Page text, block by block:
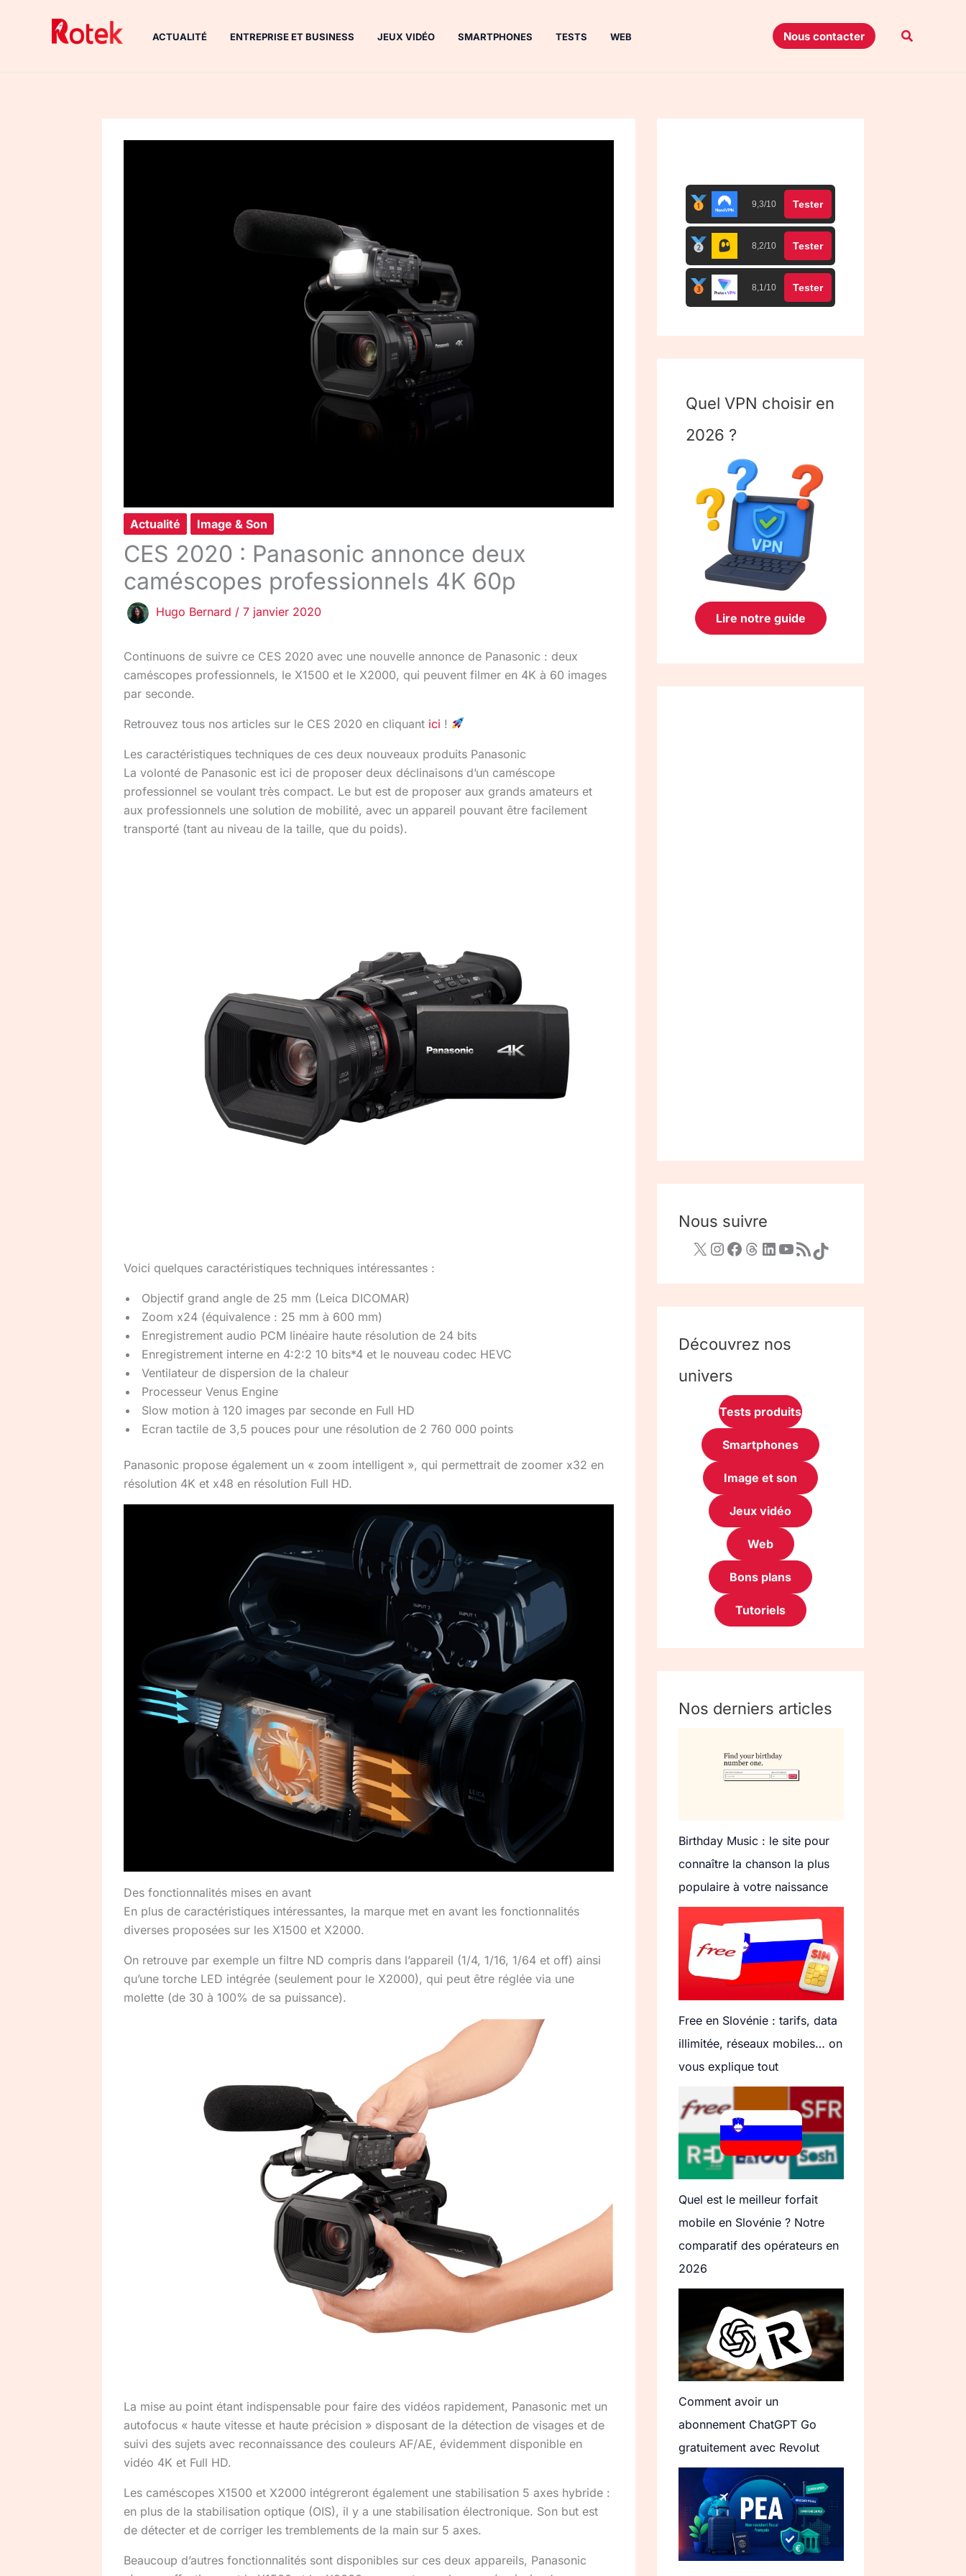
ACTUALITÉ ENTREPRISE ET BUSINESS JEUX VIDÉO SMARTPHONES TESTS WEB Nous contacter
Actualité Image & Son
CES 2020 : Panasonic annonce deux
caméscopes professionnels 4K 60p
Hugo Bernard / 7 janvier 2020
Continuons de suivre ce CES 2020 avec une nouvelle annonce de Panasonic : deux
caméscopes professionnels, le X1500 et le X2000, qui peuvent filmer en 4K à 60 images
par seconde.
Retrouvez tous nos articles sur le CES 2020 en cliquant ici !
Les caractéristiques techniques de ces deux nouveaux produits Panasonic
La volonté de Panasonic est ici de proposer deux déclinaisons d’un caméscope
professionnel se voulant très compact. Le but est de proposer aux grands amateurs et
aux professionnels une solution de mobilité, avec un appareil pouvant être facilement
transporté (tant au niveau de la taille, que du poids).
Voici quelques caractéristiques techniques intéressantes :
Objectif grand angle de 25 mm (Leica DICOMAR)
Zoom x24 (équivalence : 25 mm à 600 mm)
Enregistrement audio PCM linéaire haute résolution de 24 bits
Enregistrement interne en 4:2:2 10 bits*4 et le nouveau codec HEVC
Ventilateur de dispersion de la chaleur
Processeur Venus Engine
Slow motion à 120 images par seconde en Full HD
Ecran tactile de 3,5 pouces pour une résolution de 2 760 000 points
Panasonic propose également un « zoom intelligent », qui permettrait de zoomer x32 en
résolution 4K et x48 en résolution Full HD.
Des fonctionnalités mises en avant
En plus de caractéristiques intéressantes, la marque met en avant les fonctionnalités
diverses proposées sur les X1500 et X2000.
On retrouve par exemple un filtre ND compris dans l’appareil (1/4, 1/16, 1/64 et off) ainsi
qu’une torche LED intégrée (seulement pour le X2000), qui peut être réglée via une
molette (de 30 à 100% de sa puissance).
La mise au point étant indispensable pour faire des vidéos rapidement, Panasonic met un
autofocus « haute vitesse et haute précision » disposant de la détection de visages et de
suivi des sujets avec reconnaissance des couleurs AF/AE, évidemment disponible en
vidéo 4K et Full HD.
Les caméscopes X1500 et X2000 intégreront également une stabilisation 5 axes hybride :
en plus de la stabilisation optique (OIS), il y a une stabilisation électronique. Son but est
de détecter et de corriger les tremblements de la main sur 5 axes.
Beaucoup d’autres fonctionnalités sont disponibles sur ces deux appareils, Panasonic
9,3/10 Tester
8,2/10 Tester
8,1/10 Tester
Quel VPN choisir en
2026 ?
Lire notre guide
Nous suivre
Découvrez nos
univers
Tests produits
Smartphones
Image et son
Jeux vidéo
Web
Bons plans
Tutoriels
Nos derniers articles
Birthday Music : le site pour
connaître la chanson la plus
populaire à votre naissance
Free en Slovénie : tarifs, data
illimitée, réseaux mobiles… on
vous explique tout
Quel est le meilleur forfait
mobile en Slovénie ? Notre
comparatif des opérateurs en
2026
Comment avoir un
abonnement ChatGPT Go
gratuitement avec Revolut